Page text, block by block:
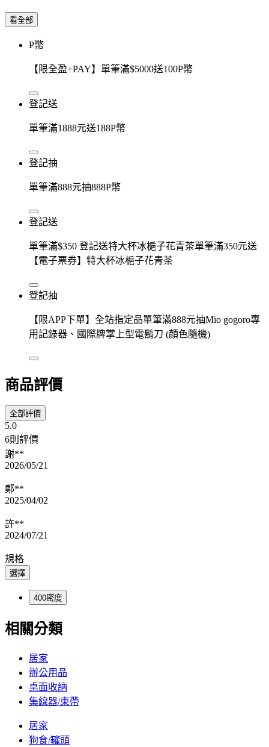
看全部
P幣
【限全盈+PAY】單筆滿$5000送100P幣
登記送
單筆滿1888元送188P幣
登記抽
單筆滿888元抽888P幣
登記送
單筆滿$350 登記送特大杯冰梔子花青茶單筆滿350元送
【電子票券】特大杯冰梔子花青茶
登記抽
【限APP下單】全站指定品單筆滿888元抽Mio gogoro專
用記錄器、國際牌掌上型電鬍刀 (顏色隨機)
商品評價
全部評價
5.0
6則評價
謝**
2026/05/21
鄭**
2025/04/02
許**
2024/07/21
規格
選擇
400密度
相關分類
居家
辦公用品
桌面收納
集線器/束帶
居家
狗食/罐頭